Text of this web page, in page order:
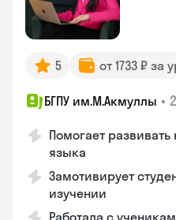
5 от 1733 ₽ за
БГПУ им.М.Акмуллы •
Помогает
языка
Замотивирует
изучении
Работала с